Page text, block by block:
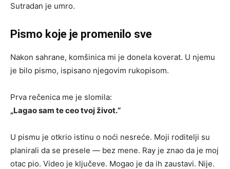
Sutradan je umro.
Pismo koje je promenilo sve
Nakon sahrane, komšinica mi je donela koverat. U njemu
je bilo pismo, ispisano njegovim rukopisom.
Prva rečenica me je slomila:
„Lagao sam te ceo tvoj život.“
U pismu je otkrio istinu o noći nesreće. Moji roditelji su
planirali da se presele — bez mene. Ray je znao da je moj
otac pio. Video je ključeve. Mogao je da ih zaustavi. Nije.